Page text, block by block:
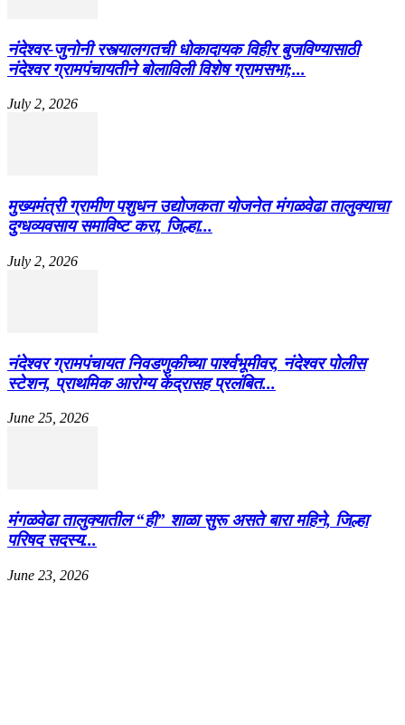
नंदेश्वर-जुनोनी रस्त्यालगतची धोकादायक विहीर बुजविण्यासाठी
नंदेश्वर ग्रामपंचायतीने बोलाविली विशेष ग्रामसभा;...
July 2, 2026
मुख्यमंत्री ग्रामीण पशुधन उद्योजकता योजनेत मंगळवेढा तालुक्याचा
दुग्धव्यवसाय समाविष्ट करा, जिल्हा...
July 2, 2026
नंदेश्वर ग्रामपंचायत निवडणुकीच्या पार्श्वभूमीवर, नंदेश्वर पोलीस
स्टेशन, प्राथमिक आरोग्य केंद्रासह प्रलंबित...
June 25, 2026
मंगळवेढा तालुक्यातील “ही” शाळा सुरू असते बारा महिने, जिल्हा
परिषद सदस्य...
June 23, 2026